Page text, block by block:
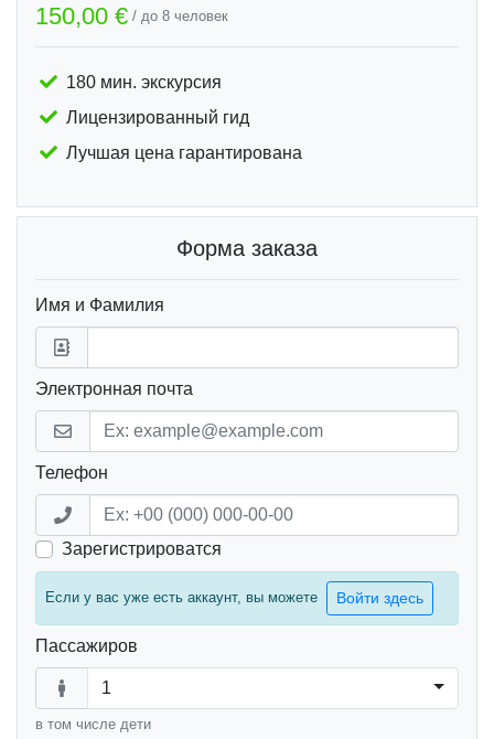
150,00 € / до 8 человек
180 мин. экскурсия
Лицензированный гид
Лучшая цена гарантирована
Форма заказа
Имя и Фамилия
Электронная почта
Телефон
Зарегистрироватся
Если у вас уже есть аккаунт, вы можете Войти здесь
Пассажиров
1
в том числе дети